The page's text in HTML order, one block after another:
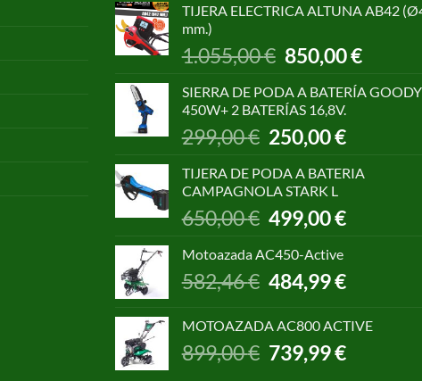
TIJERA ELECTRICA ALTUNA AB42
mm.)
1.055,00€ El
precio
original
era:
1.055,00 €.
850,00€El
actual
SIERRA DE PODA A BATERÍA
450W+ 2 BATERÍAS 16,8V.
299,00€ El
precio
original
era:
299,00 €.
250,00€El
actual
250,00 €.
TIJERA DE PODA A BATERIA
CAMPAGNOLA STARK L
650,00€
El
precio
original
650,00 €.
499,00€El
499,00 €.
Motoazada AC450-Active
582,46€
El
precio
era:
582,46 €.
484,99€El
es:
484,99 €.
MOTOAZADA AC800 ACTIVE
899,00€ El
precio
739,99€El